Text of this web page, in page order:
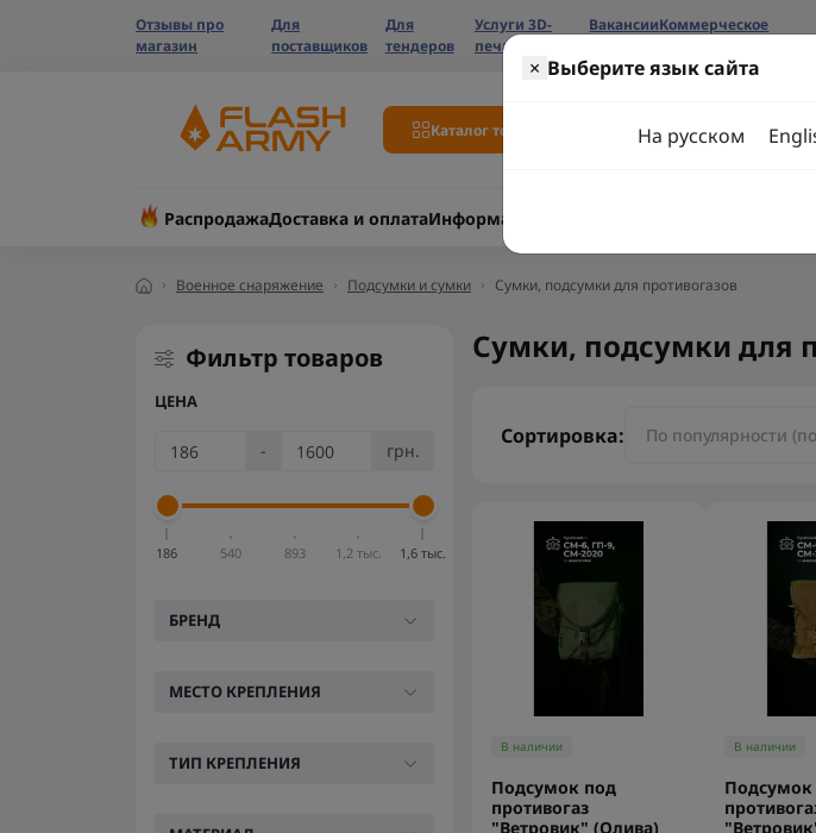
Отзывы про
магазин
Для
поставщиков
Для
тендеров
Услуги 3D-
печати
ВакансииКоммерческое
Каталог товаров
РаспродажаДоставка и оплатаИнформация
Военное снаряжение Подсумки и сумки Сумки, подсумки для противогазов
× Выберите язык сайта
На русском
Фильтр товаров
ЦЕНА
- грн.
186 540 893 1,2 тыс. 1,6 тыс.
БРЕНД
МЕСТО КРЕПЛЕНИЯ
ТИП КРЕПЛЕНИЯ
Сумки, подсумки для
Сортировка:
В наличии
Подсумок под
противогаз
"Ветровик" (Олива)
В наличии
Подсумок